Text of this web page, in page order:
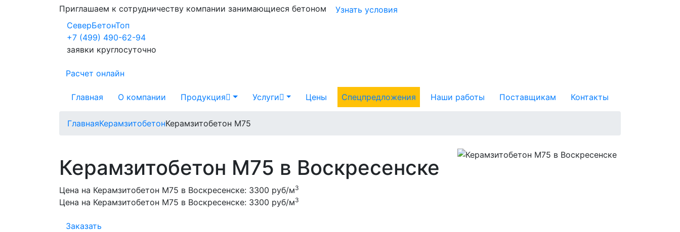
Приглашаем к сотрудничеству компании занимающиеся бетоном
Узнать условия
СеверБетонТоп
+7 (499) 490-62-94
заявки круглосуточно
Расчет онлайн
Главная О компании Продукция Услуги Цены Спецпредложения Наши работы Поставщикам Контакты
ГлавнаяКерамзитобетонКерамзитобетон М75
Керамзитобетон М75 в Воскресенске
Цена на Керамзитобетон М75 в Воскресенске: 3300 руб/м3
Цена на Керамзитобетон М75 в Воскресенске: 3300 руб/м3
Заказать